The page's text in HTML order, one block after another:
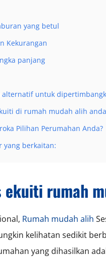
yang betul
Kekurangan
panjang
alternatif untuk
di rumah mudah alih anda
Pilihan Perumahan Anda?
yang berkaitan:
ekuiti rumah
Rumah mudah alih
kelihatan sedikit
yang dihasilkan